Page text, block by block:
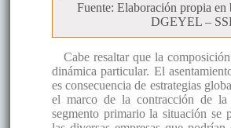
Fuente: Elaboración propia en
DGEYEL –
Cabe resaltar que la
dinámica particular. El
es consecuencia de estrategias
el marco de la contracción de
segmento primario la situación se